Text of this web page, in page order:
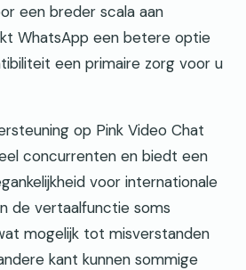
een breder scala aan
WhatsApp een betere optie
een primaire zorg voor u
op Pink Video Chat
concurrenten en biedt een
voor internationale
de vertaalfunctie soms
mogelijk tot misverstanden
kant kunnen sommige